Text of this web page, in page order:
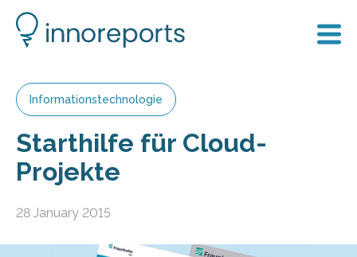
Informationstechnologie
Starthilfe für Cloud-
Projekte
28 January 2015